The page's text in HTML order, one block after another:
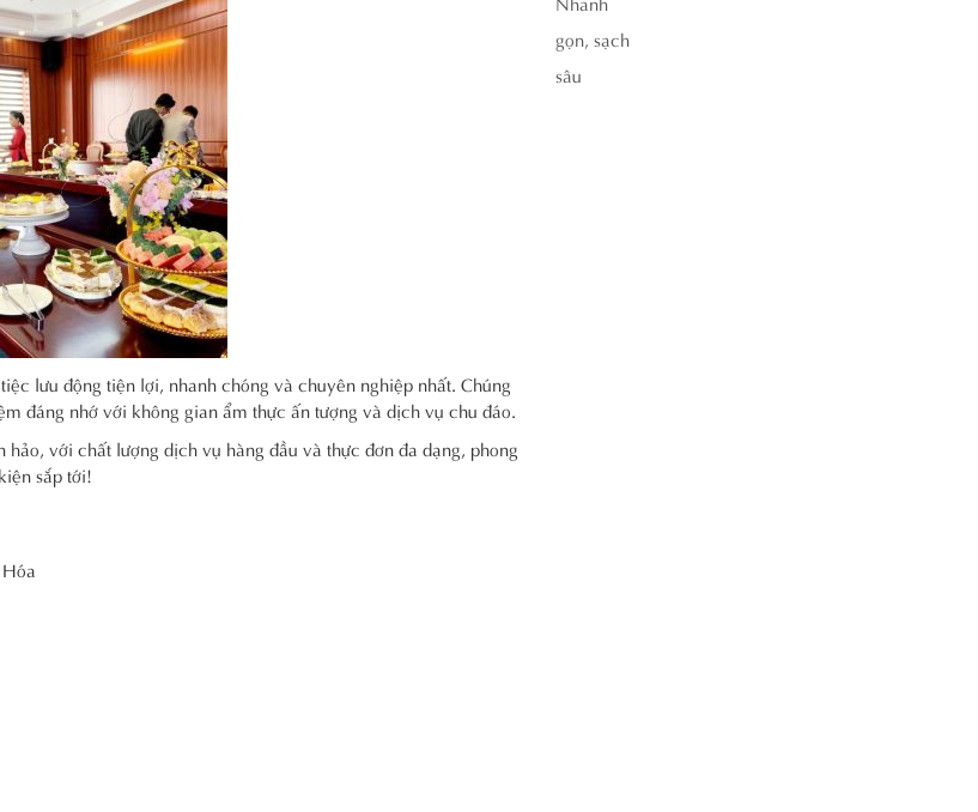
lưu động tiện lợi, nhanh chóng và chuyên nghiệp nhất. Chúng
đáng nhớ với không gian ẩm thực ấn tượng và dịch vụ chu đáo.
với chất lượng dịch vụ hàng đầu và thực đơn đa dạng, phong
sắp tới!